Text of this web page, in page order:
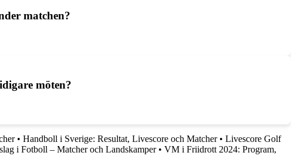
matchen?
möten?
• Handboll i Sverige: Resultat, Livescore och Matcher• Livescore Golf
i Fotboll – Matcher och Landskamper• VM i Friidrott 2024: Program,